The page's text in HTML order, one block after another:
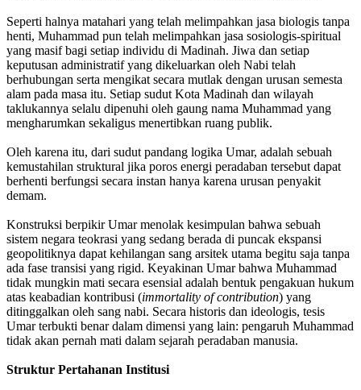
Seperti halnya matahari yang telah melimpahkan jasa biologis tanpa
henti, Muhammad pun telah melimpahkan jasa sosiologis-spiritual
yang masif bagi setiap individu di Madinah. Jiwa dan setiap
keputusan administratif yang dikeluarkan oleh Nabi telah
berhubungan serta mengikat secara mutlak dengan urusan semesta
alam pada masa itu. Setiap sudut Kota Madinah dan wilayah
taklukannya selalu dipenuhi oleh gaung nama Muhammad yang
mengharumkan sekaligus menertibkan ruang publik.
Oleh karena itu, dari sudut pandang logika Umar, adalah sebuah
kemustahilan struktural jika poros energi peradaban tersebut dapat
berhenti berfungsi secara instan hanya karena urusan penyakit
demam.
Konstruksi berpikir Umar menolak kesimpulan bahwa sebuah
sistem negara teokrasi yang sedang berada di puncak ekspansi
geopolitiknya dapat kehilangan sang arsitek utama begitu saja tanpa
ada fase transisi yang rigid. Keyakinan Umar bahwa Muhammad
tidak mungkin mati secara esensial adalah bentuk pengakuan hukum
atas keabadian kontribusi (immortality of contribution) yang
ditinggalkan oleh sang nabi. Secara historis dan ideologis, tesis
Umar terbukti benar dalam dimensi yang lain: pengaruh Muhammad
tidak akan pernah mati dalam sejarah peradaban manusia.
Struktur Pertahanan Institusi